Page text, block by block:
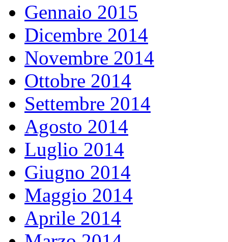
Gennaio 2015
Dicembre 2014
Novembre 2014
Ottobre 2014
Settembre 2014
Agosto 2014
Luglio 2014
Giugno 2014
Maggio 2014
Aprile 2014